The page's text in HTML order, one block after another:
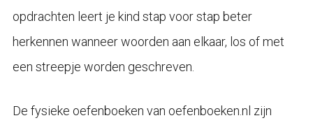
opdrachten leert je kind stap voor stap beter
herkennen wanneer woorden aan elkaar, los of met
een streepje worden geschreven.
De fysieke oefenboeken van oefenboeken.nl zijn